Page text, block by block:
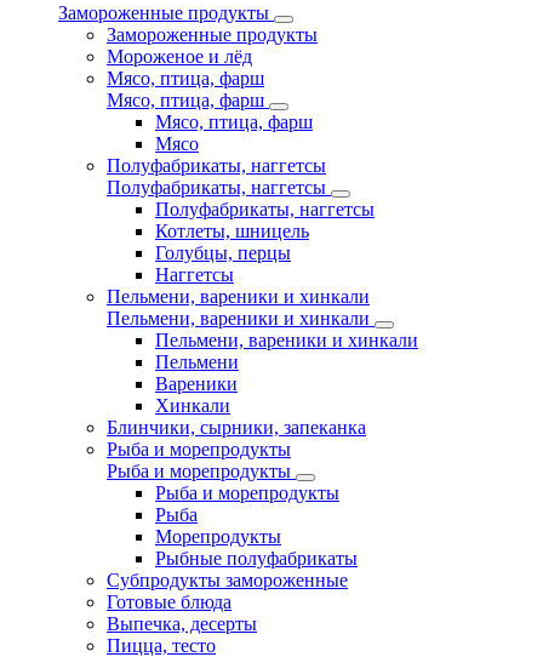
Замороженные продукты
Замороженные продукты
Мороженое и лёд
Мясо, птица, фарш
Мясо, птица, фарш
Мясо, птица, фарш
Мясо
Полуфабрикаты, наггетсы
Полуфабрикаты, наггетсы
Полуфабрикаты, наггетсы
Котлеты, шницель
Голубцы, перцы
Наггетсы
Пельмени, вареники и хинкали
Пельмени, вареники и хинкали
Пельмени, вареники и хинкали
Пельмени
Вареники
Хинкали
Блинчики, сырники, запеканка
Рыба и морепродукты
Рыба и морепродукты
Рыба и морепродукты
Рыба
Морепродукты
Рыбные полуфабрикаты
Субпродукты замороженные
Готовые блюда
Выпечка, десерты
Пицца, тесто